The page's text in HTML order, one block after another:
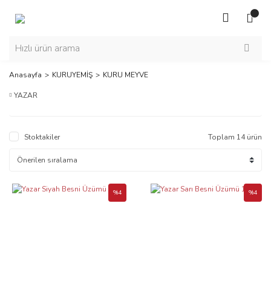
Anasayfa KURUYEMİŞ KURU MEYVE
YAZAR
Stoktakiler Toplam 14 ürün
%4 %4